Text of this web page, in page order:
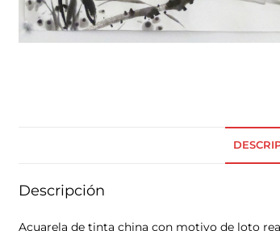
Descripción
Acuarela de tinta china con motivo de loto